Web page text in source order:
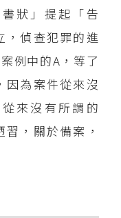
狀」提起「告
，偵查犯罪的進
例中的A，等了
因為案件從來沒
來沒有所謂的
習，關於備案，